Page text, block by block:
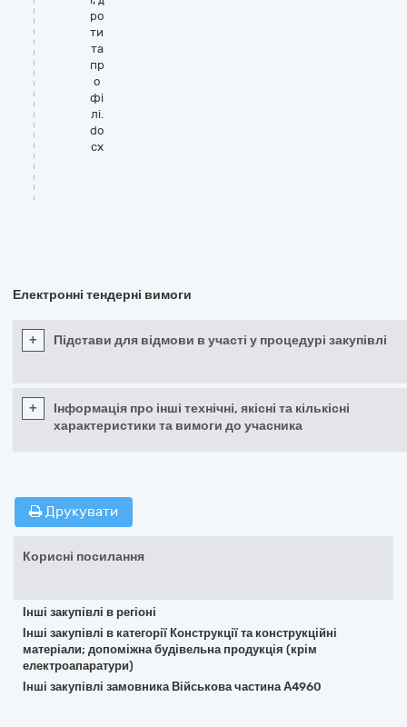
ро
ти
та
пр
о
фі
лі.
do
cx
Електронні тендерні вимоги
+ Підстави для відмови в участі у процедурі закупівлі
+
Інформація про інші технічні, якісні та кількісні
характеристики та вимоги до учасника
Друкувати
Корисні посилання
Інші закупівлі в регіоні
Інші закупівлі в категорії Конструкції та конструкційні
матеріали; допоміжна будівельна продукція (крім
електроапаратури)
Інші закупівлі замовника Військова частина А4960